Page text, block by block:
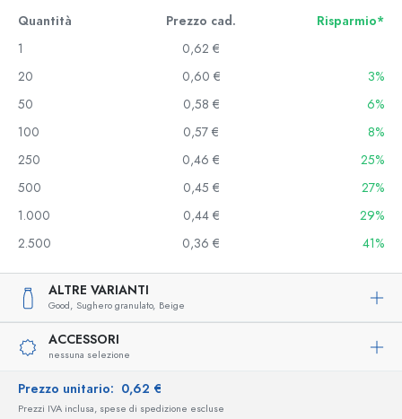
Quantità Prezzo cad.
Risparmio*
1
0,62 €
20
0,60 €
3%
50
0,58 €
6%
100
0,57 €
8%
250
0,46 €
25%
500
0,45 €
27%
1.000
0,44 €
29%
2.500
0,36 € 41%
ALTRE VARIANTI
Good, Sughero granulato, Beige
ACCESSORI
nessuna selezione
Prezzo unitario: 0,62 €
Prezzi IVA inclusa, spese di spedizione escluse